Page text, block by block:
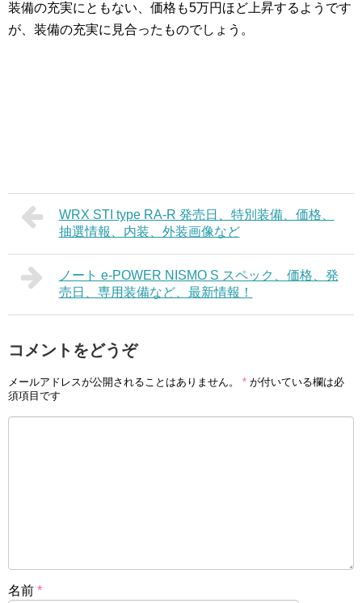
装備の充実にともない、価格も5万円ほど上昇するようです
が、装備の充実に見合ったものでしょう。
WRX STI type RA-R 発売日、特別装備、価格、
抽選情報、内装、外装画像など
ノート e-POWER NISMO S スペック、価格、発
売日、専用装備など、最新情報！
コメントをどうぞ
メールアドレスが公開されることはありません。 * が付いている欄は必
須項目です
名前 *